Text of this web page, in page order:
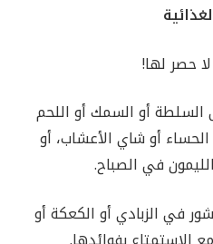
لا حصر لها!
السلطة أو السمك أو اللحم
أو شاي الأعشاب، أو
في الصباح.
في الزبادي أو الكعكة أو